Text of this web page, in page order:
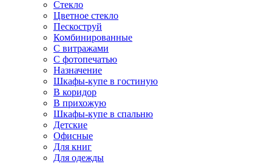
Стекло
Цветное стекло
Пескоструй
Комбинированные
С витражами
С фотопечатью
Назначение
Шкафы-купе в гостиную
В коридор
В прихожую
Шкафы-купе в спальню
Детские
Офисные
Для книг
Для одежды